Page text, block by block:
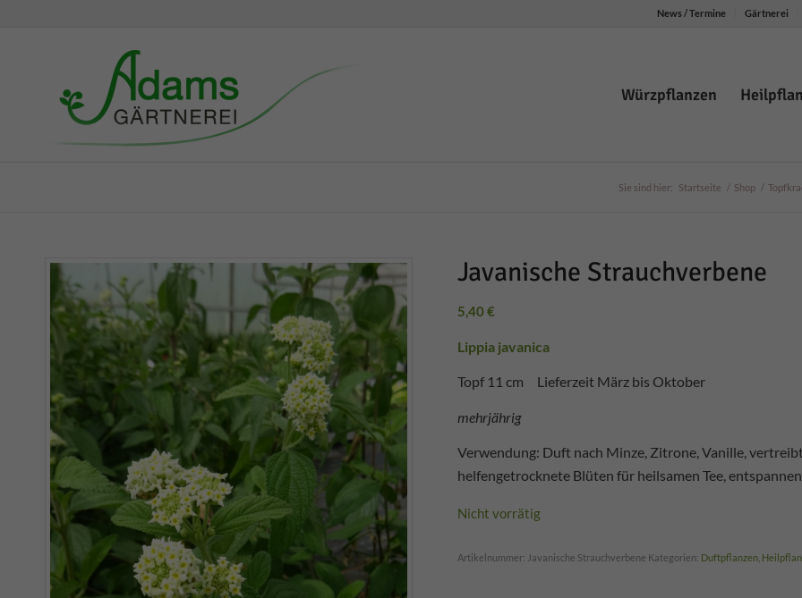
News / Termine Gärtnerei
Würzpflanzen
Sie sind hier: Startseite / Shop /
Javanische Strauchverbene
5,40€
Lippia javanica
Topf 11 cm Lieferzeit März bis Oktober
mehrjährig
Verwendung: Duft nach Minze, Zitrone, Vanille,
helfengetrocknete Blüten für heilsamen Tee,
Nicht vorrätig
Artikelnummer: Javanische Strauchverbene Kategorien: Duftpflanzen,